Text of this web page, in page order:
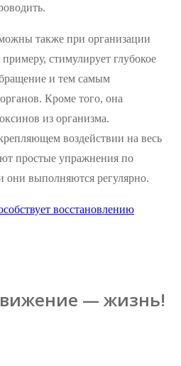
также при организации
стимулирует глубокое
и тем самым
Кроме того, она
из организма.
воздействии на весь
простые упражнения по
они выполняются регулярно.
восстановлению
— жизнь!